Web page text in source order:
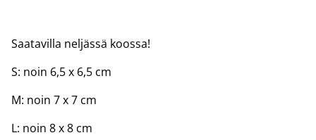
Saatavilla neljässä koossa!
S: noin 6,5 x 6,5 cm
M: noin 7 x 7 cm
L: noin 8 x 8 cm